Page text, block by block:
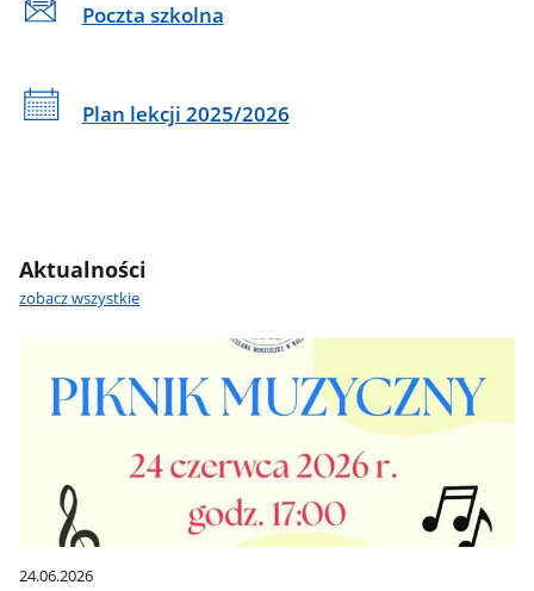
Poczta szkolna
Plan lekcji 2025/2026
Aktualności
zobacz wszystkie
24.06.2026